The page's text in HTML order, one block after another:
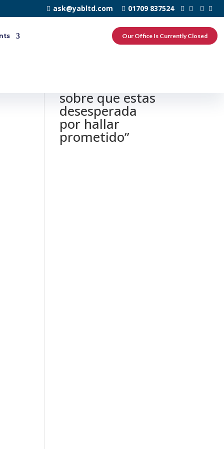
ask@yabltd.com 01709 837524
Our Office Is Currently Closed
sobre que estas
desesperada
por hallar
prometido”